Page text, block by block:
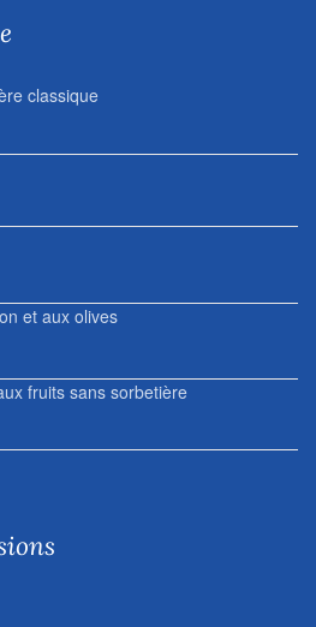
classique
et aux olives
fruits sans sorbetière